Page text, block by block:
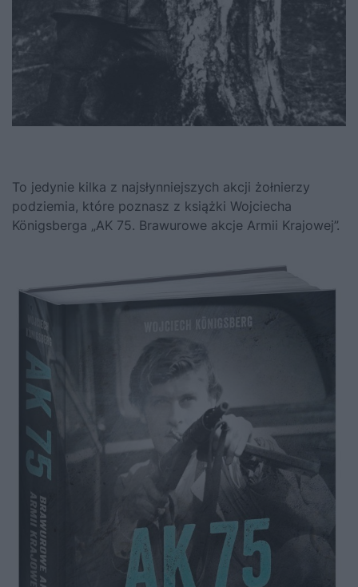
To jedynie kilka z najsłynniejszych akcji żołnierzy
podziemia, które poznasz z książki Wojciecha
Königsberga „AK 75. Brawurowe akcje Armii Krajowej”.